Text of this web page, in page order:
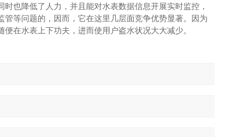
也降低了人力，并且能对水表数据信息开展实时监控，
等问题的，因而，它在这里几层面竞争优势显著。因为
在水表上下功夫，进而使用户盗水状况大大减少。